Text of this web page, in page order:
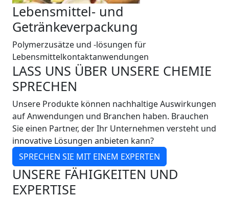
Lebensmittel- und
Getränkeverpackung
Polymerzusätze und -lösungen für
Lebensmittelkontaktanwendungen
LASS UNS ÜBER UNSERE CHEMIE
SPRECHEN
Unsere Produkte können nachhaltige Auswirkungen
auf Anwendungen und Branchen haben. Brauchen
Sie einen Partner, der Ihr Unternehmen versteht und
innovative Lösungen anbieten kann?
SPRECHEN SIE MIT EINEM EXPERTEN
UNSERE FÄHIGKEITEN UND
EXPERTISE